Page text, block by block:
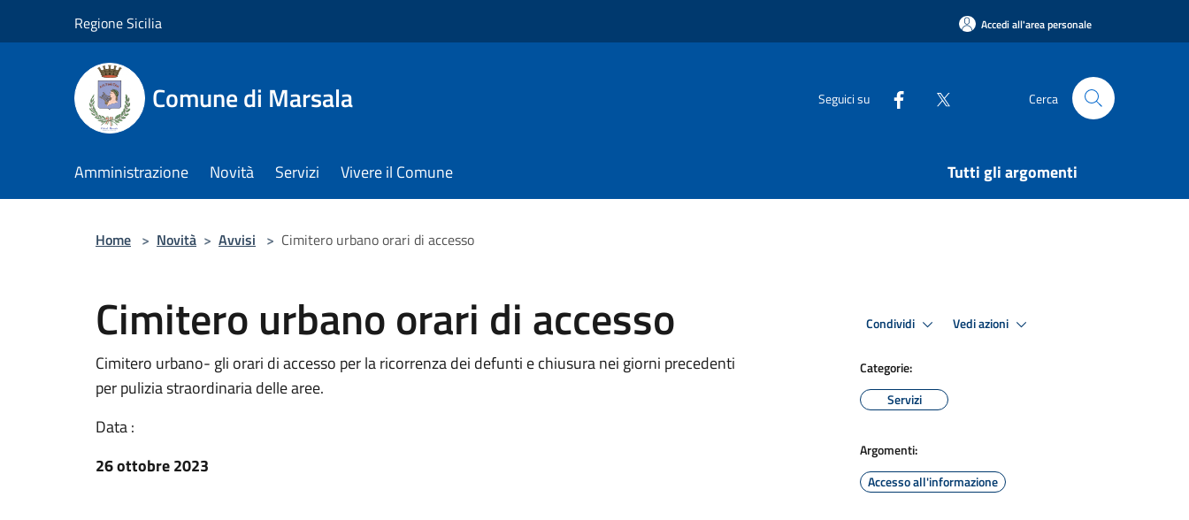
Regione Sicilia Accedi all'area personale
Comune di Marsala Seguici su Cerca
Amministrazione Novità Servizi Vivere il Comune Tutti gli argomenti
Home > Novità > Avvisi > Cimitero urbano orari di accesso
Cimitero urbano orari di accesso
Cimitero urbano- gli orari di accesso per la ricorrenza dei defunti e chiusura nei giorni precedenti
per pulizia straordinaria delle aree.
Data :
26 ottobre 2023
Condividi Vedi azioni
Categorie:
Servizi
Argomenti:
Accesso all'informazione